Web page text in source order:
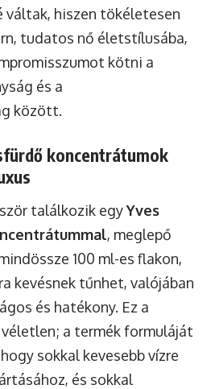
váltak, hiszen tökéletesen
tudatos nő életstílusába,
kötni a
és a
között.
koncentrátumok
találkozik egyYves
, meglepő
100 ml-es flakon,
kevésnek tűnhet, valójában
és hatékony. Ez a
a termék formuláját
sokkal kevesebb vízre
és sokkal